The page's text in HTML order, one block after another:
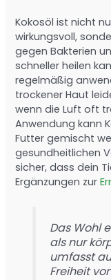
Kokosöl ist nicht
wirkungsvoll,
gegen Bakterien
schneller heilen
regelmäßig
trockener Haut
wenn die Luft oft
Anwendung kann
Futter gemischt
gesundheitlichen
sicher, dass dein
Ergänzungen zur
Das Wohl
als nur
umfasst
Freiheit